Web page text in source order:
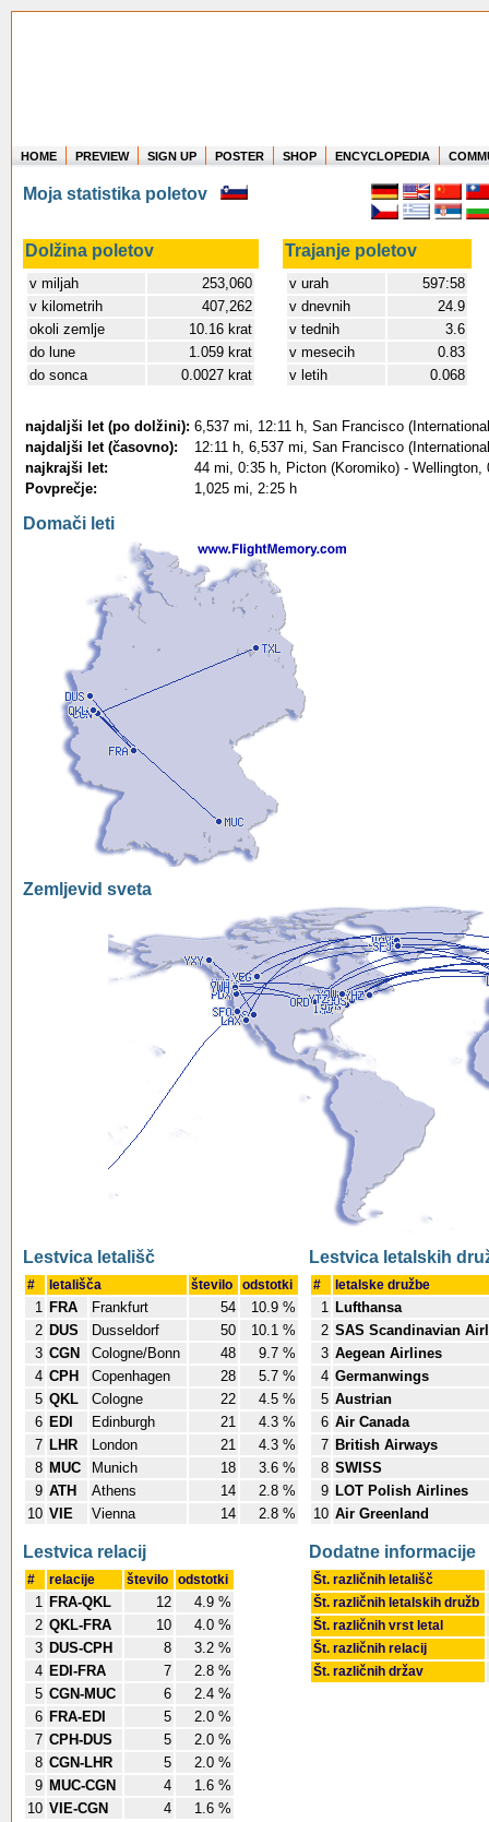
Where in the world have you flown?
How long have you been in the air?
Create your own FlightMemory and see!
HOME PREVIEW SIGN UP POSTER SHOP ENCYCLOPEDIA
Moja statistika poletov
Dolžina poletov Trajanje poletov
v miljah
253,060
v kilometrih
407,262
okoli zemlje
10.16 krat
do lune
1.059 krat
do sonca
0.0027 krat
v urah
597:58
v dnevnih
24.9
v tednih
3.6
v mesecih
0.83
v letih
0.068
najdaljši let (po dolžini): 6,537 mi, 12:11 h, San Francisco
najdaljši let (časovno):
12:11 h, 6,537 mi, San Francisco
najkrajši let:
44 mi, 0:35 h, Picton (Koromiko) - Wellington,
Povprečje:
1,025 mi, 2:25 h
Domači leti
Zemljevid sveta
Lestvica letališč
# letališča število odstotki
1 FRA Frankfurt 54
10.9 %
2 DUS Dusseldorf 50
10.1 %
3 CGN Cologne/Bonn 48
9.7 %
4 CPH Copenhagen 28
5.7 %
5 QKL Cologne 22
4.5 %
6 EDI Edinburgh 21
4.3 %
7 LHR London 21
4.3 %
8 MUC Munich 18
3.6 %
9 ATH Athens 14
2.8 %
10 VIE Vienna 14 2.8 %
Lestvica letalskih
# letalske družbe
1 Lufthansa
2 SAS Scandinavian
3 Aegean Airlines
4 Germanwings
5 Austrian
6 Air Canada
7 British Airways
8 SWISS
9 LOT Polish Airlines
10 Air Greenland
Lestvica relacij
# relacije število odstotki
1 FRA-QKL 12
4.9 %
2 QKL-FRA 10
4.0 %
3 DUS-CPH 8
3.2 %
4 EDI-FRA 7
2.8 %
5 CGN-MUC 6
2.4 %
6 FRA-EDI 5
2.0 %
7 CPH-DUS 5
2.0 %
8 CGN-LHR 5
2.0 %
9 MUC-CGN 4
1.6 %
10 VIE-CGN 4 1.6 %
Dodatne informacije
Št. različnih letališč
Št. različnih letalskih družb
Št. različnih vrst letal
Št. različnih relacij
Št. različnih držav